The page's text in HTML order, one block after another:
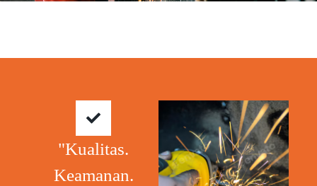
"Kualitas.
Keamanan.